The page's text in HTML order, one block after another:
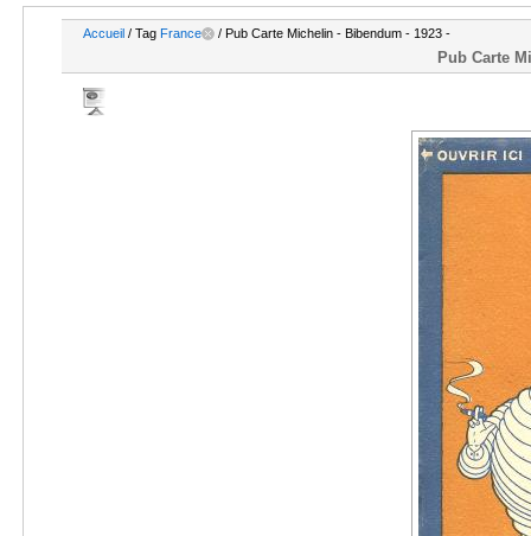
Accueil / Tag France / Pub Carte Michelin - Bibendum - 1923 -
Pub Carte